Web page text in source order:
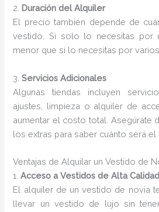
2. Duración del Alquiler
El precio también depende de
vestido. Si solo lo necesitas por
menor que si lo necesitas por
3.Servicios Adicionales
Algunas tiendas incluyen
ajustes, limpieza o alquiler de
aumentar el costo total. Asegúrate
los extras para saber cuánto será el
Ventajas de Alquilar un Vestido de
1.Acceso a Vestidos de Alta
El alquiler de un vestido de novia
llevar un vestido de lujo sin